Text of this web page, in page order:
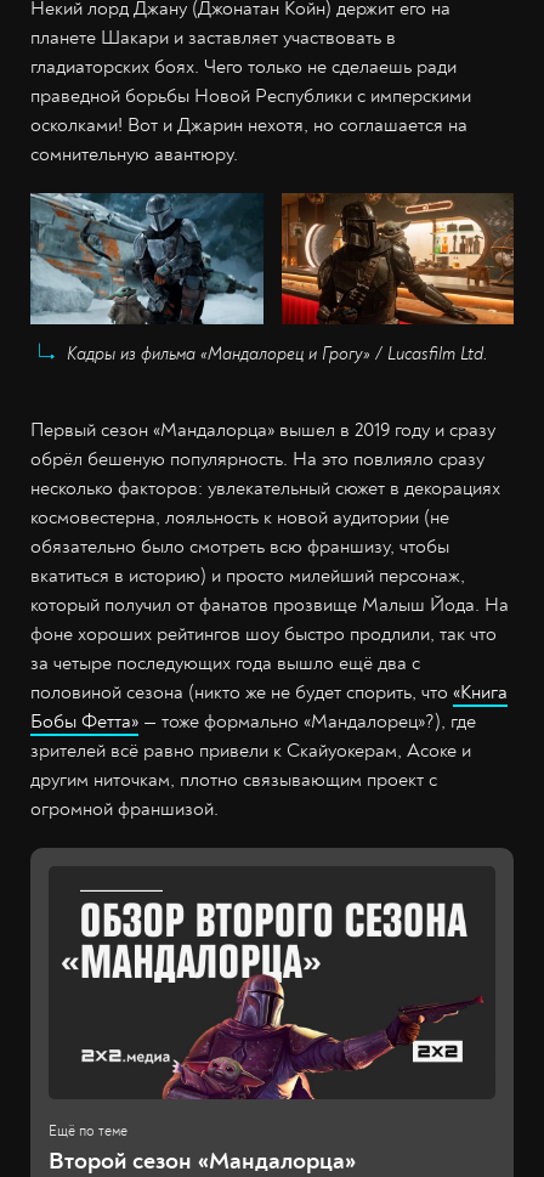
Некий лорд Джану (Джонатан Койн) держит его на
планете Шакари и заставляет участвовать в
гладиаторских боях. Чего только не сделаешь ради
праведной борьбы Новой Республики с имперскими
осколками! Вот и Джарин нехотя, но соглашается на
сомнительную авантюру.
Кадры из фильма «Мандалорец и Грогу» / Lucasfilm Ltd.
Первый сезон «Мандалорца» вышел в 2019 году и сразу
обрёл бешеную популярность. На это повлияло сразу
несколько факторов: увлекательный сюжет в декорациях
космовестерна, лояльность к новой аудитории (не
обязательно было смотреть всю франшизу, чтобы
вкатиться в историю) и просто милейший персонаж,
который получил от фанатов прозвище Малыш Йода. На
фоне хороших рейтингов шоу быстро продлили, так что
за четыре последующих года вышло ещё два с
половиной сезона (никто же не будет спорить, что «Книга
Бобы Фетта» — тоже формально «Мандалорец»?), где
зрителей всё равно привели к Скайуокерам, Асоке и
другим ниточкам, плотно связывающим проект с
огромной франшизой.
Второй сезон «Мандалорца»